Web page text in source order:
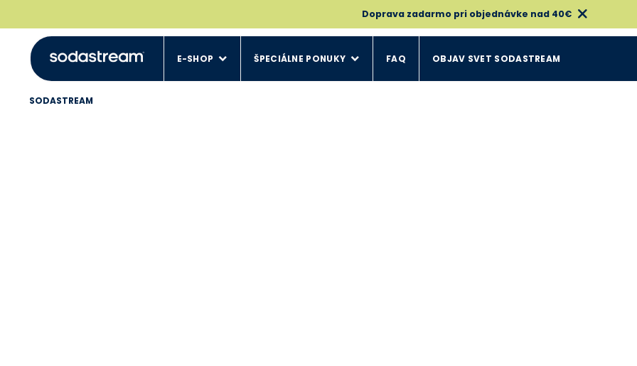
E-SHOP ŠPECIÁLNE PONUKY FAQ OBJAV SVET SODASTREAM
Doprava zadarmo pri objednávke nad 40€
SODASTREAM